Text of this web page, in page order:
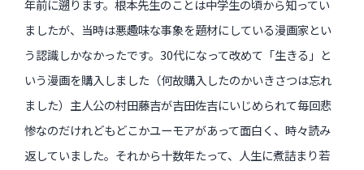
年前に遡ります。根本先生のことは中学生の頃から知ってい
ましたが、当時は悪趣味な事象を題材にしている漫画家とい
う認識しかなかったです。30代になって改めて「生きる」と
いう漫画を購入しました（何故購入したのかいきさつは忘れ
ました）主人公の村田藤吉が吉田佐吉にいじめられて毎回悲
惨なのだけれどもどこかユーモアがあって面白く、時々読み
返していました。それから十数年たって、人生に煮詰まり若